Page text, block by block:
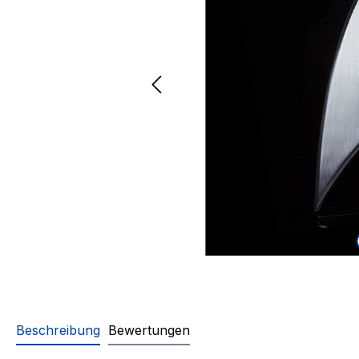
Beschreibung Bewertungen